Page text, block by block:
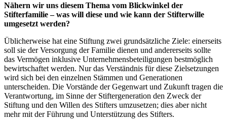
Nähern wir uns diesem Thema vom Blickwinkel der
Stifterfamilie – was will diese und wie kann der Stifterwille
umgesetzt werden?
Üblicherweise hat eine Stiftung zwei grundsätzliche Ziele: einerseits
soll sie der Versorgung der Familie dienen und andererseits sollte
das Vermögen inklusive Unternehmensbeteiligungen bestmöglich
bewirtschaftet werden. Nur das Verständnis für diese Zielsetzungen
wird sich bei den einzelnen Stämmen und Generationen
unterscheiden. Die Vorstände der Gegenwart und Zukunft tragen die
Verantwortung, im Sinne der Stiftergeneration den Zweck der
Stiftung und den Willen des Stifters umzusetzen; dies aber nicht
mehr mit der Führung und Unterstützung des Stifters.